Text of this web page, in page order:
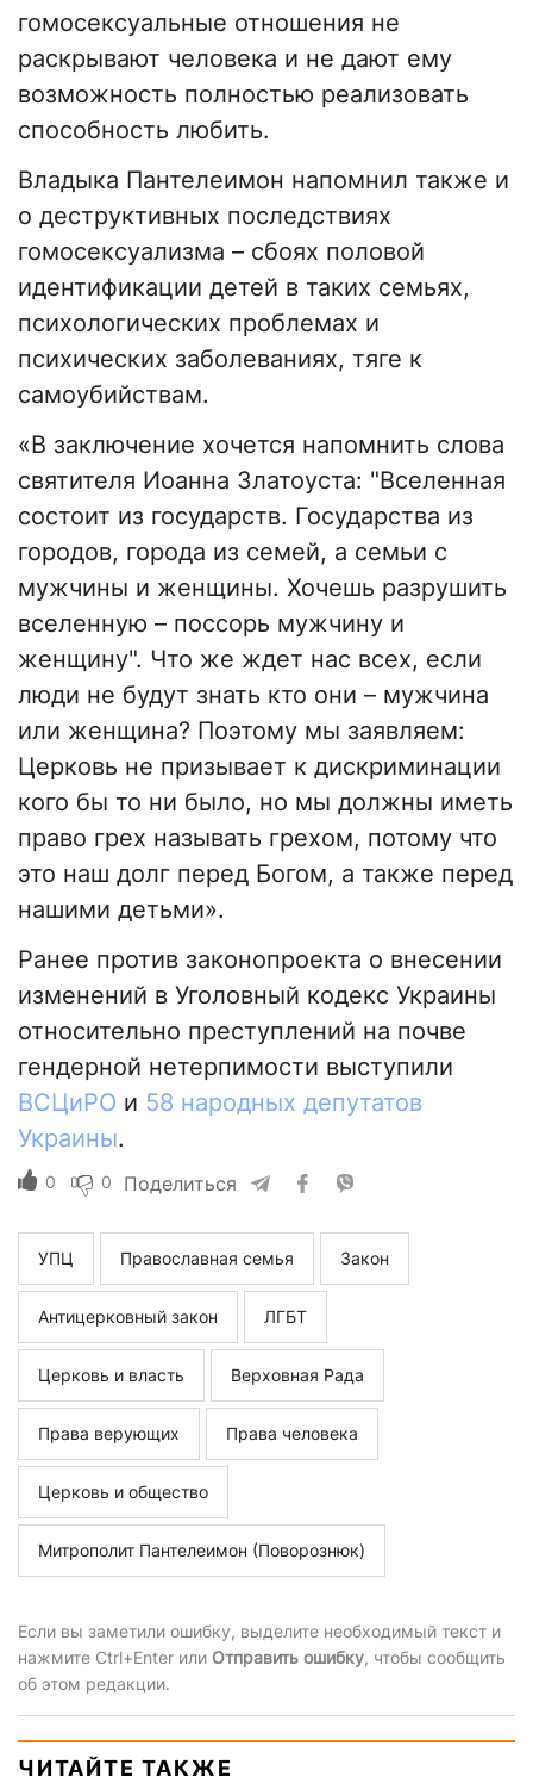
гомосексуальные отношения не
раскрывают человека и не дают ему
возможность полностью реализовать
способность любить.
Владыка Пантелеимон напомнил также и
о деструктивных последствиях
гомосексуализма – сбоях половой
идентификации детей в таких семьях,
психологических проблемах и
психических заболеваниях, тяге к
самоубийствам.
«В заключение хочется напомнить слова
святителя Иоанна Златоуста: "Вселенная
состоит из государств. Государства из
городов, города из семей, а семьи с
мужчины и женщины. Хочешь разрушить
вселенную – поссорь мужчину и
женщину". Что же ждет нас всех, если
люди не будут знать кто они – мужчина
или женщина? Поэтому мы заявляем:
Церковь не призывает к дискриминации
кого бы то ни было, но мы должны иметь
право грех называть грехом, потому что
это наш долг перед Богом, а также перед
нашими детьми».
Ранее против законопроекта о внесении
изменений в Уголовный кодекс Украины
относительно преступлений на почве
гендерной нетерпимости выступили
ВСЦиРО и 58 народных депутатов
Украины.
0 0 Поделиться
УПЦ Православная семья Закон
Антицерковный закон ЛГБТ
Церковь и власть Верховная Рада
Права верующих Права человека
Церковь и общество
Митрополит Пантелеимон (Поворознюк)
Если вы заметили ошибку, выделите необходимый текст и
нажмите Ctrl+Enter или Отправить ошибку, чтобы сообщить
об этом редакции.
ЧИТАЙТЕ ТАКЖЕ